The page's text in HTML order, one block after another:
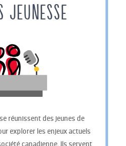
JEUNESSE
réunissent des jeunes de
explorer les enjeux actuels
canadienne. Ils servent